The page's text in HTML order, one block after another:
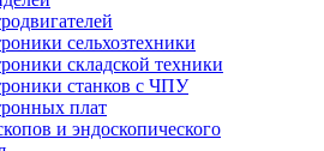
сельхозтехники
складской техники
станков с ЧПУ
плат
и эндоскопического